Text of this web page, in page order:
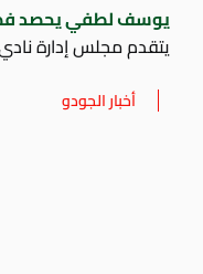
يوسف لطفي يحصد
يتقدم مجلس إدارة
أخبار الجودو